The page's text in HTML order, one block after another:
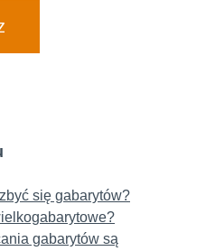
się gabarytów?
gabarytów są